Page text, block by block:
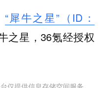
“犀牛之星”（ID：
之星，36氪经授权